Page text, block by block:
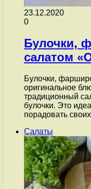
23.12.2020
0
Булочки,
салатом
Булочки,
оригинальное
традиционный
булочки. Это
порадовать
Салаты